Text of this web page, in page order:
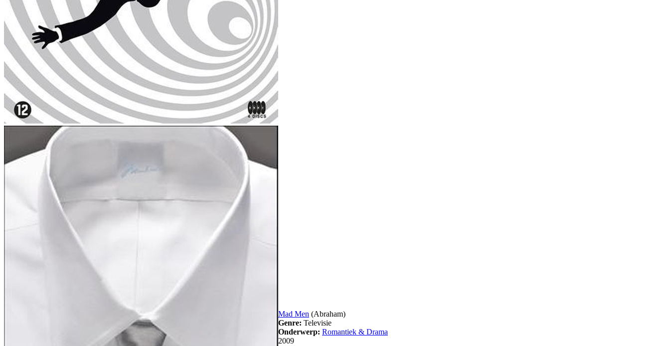
Mad Men (Abraham)
Genre: Televisie
Onderwerp: Romantiek & Drama
2009